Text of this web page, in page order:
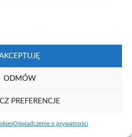
ODMÓW
PREFERENCJE
Oświadczenie o prywatności